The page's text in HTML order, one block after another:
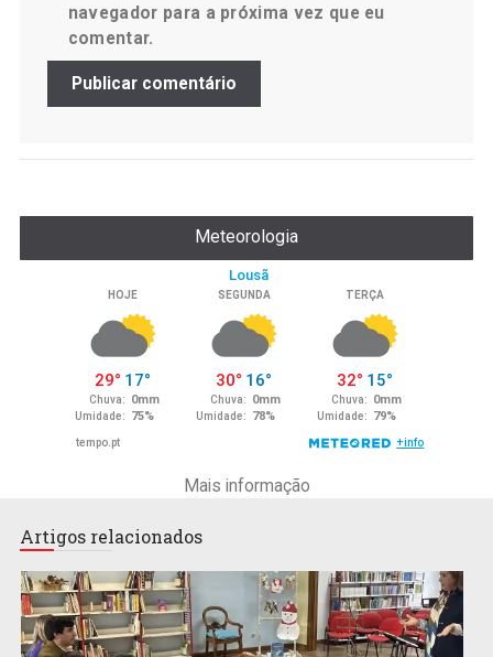
navegador para a próxima vez que eu
comentar.
Meteorologia
Mais informação
Artigos relacionados